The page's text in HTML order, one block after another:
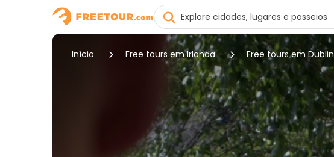
Início Free tours em Irlanda Free tours em Dublin